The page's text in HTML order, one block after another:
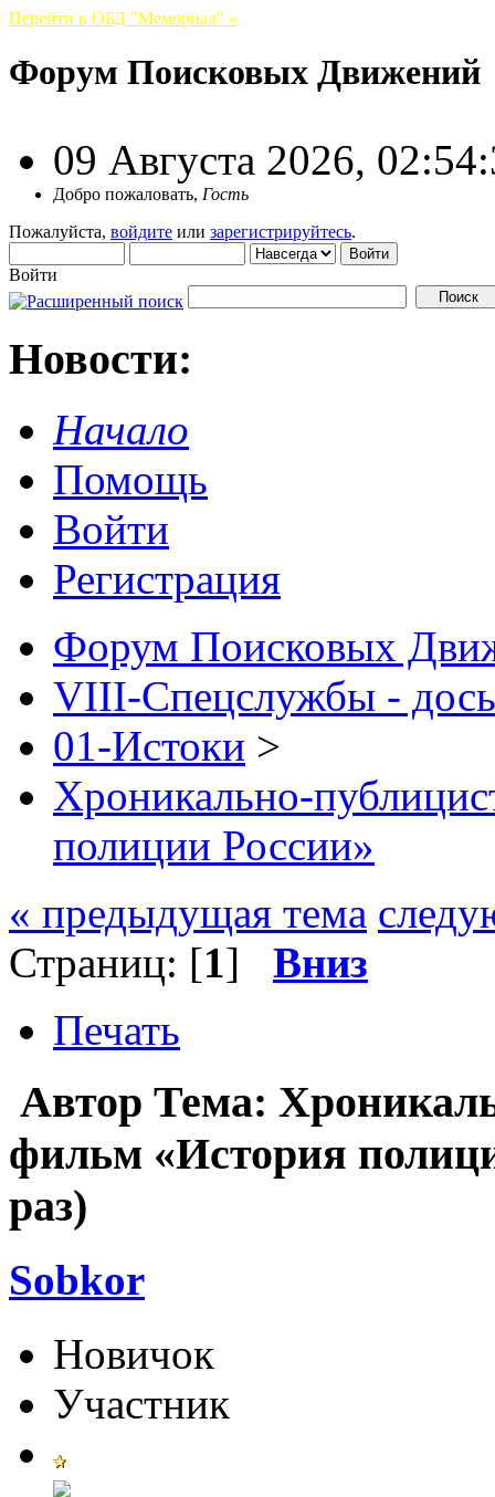
Перейти в ОБД "Мемориал" »
Форум Поисковых Движений
09 Августа 2026,
Добро пожаловать, Гость
Пожалуйста, войдите или зарегистрируйтесь.
Войти
Новости:
Начало
Помощь
Войти
Регистрация
Форум Поисковых
VIII-Спецслужбы -
01-Истоки >
Хроникально-
полиции России»
« предыдущая тема
Страниц: [1] Вниз
Печать
Автор Тема:
фильм «История
раз)
Sobkor
Новичок
Участник